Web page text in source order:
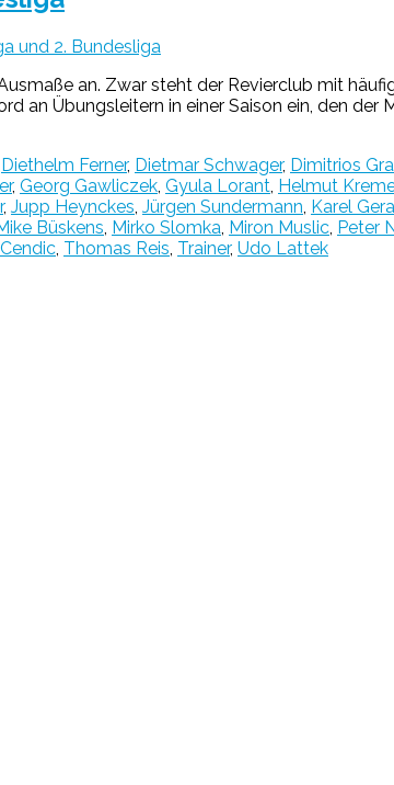
und 2. Bundesliga
an. Zwar steht der Revierclub mit
an Übungsleitern in einer Saison ein, den der
Diethelm Ferner, Dietmar Schwager, Dimitrios
, Georg Gawliczek Gyula Lorant Helmut
, Jupp Heynckes Jürgen Sundermann Karel
Büskens Mirko Slomka Miron Muslic Peter
Thomas Reis Trainer, Udo Lattek